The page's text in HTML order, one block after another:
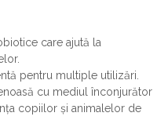
care ajută la
pentru multiple utilizări.
cu mediul înconjurător
copiilor și animalelor de